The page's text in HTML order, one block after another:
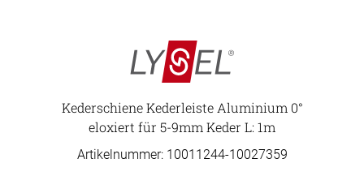
Kederschiene Kederleiste Aluminium 0°
eloxiert für 5-9mm Keder L: 1m
Artikelnummer: 10011244-10027359